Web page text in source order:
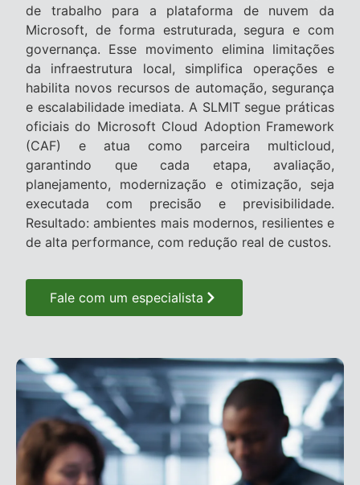
de trabalho para a plataforma de nuvem da
Microsoft, de forma estruturada, segura e com
governança. Esse movimento elimina limitações
da infraestrutura local, simplifica operações e
habilita novos recursos de automação, segurança
e escalabilidade imediata. A SLMIT segue práticas
oficiais do Microsoft Cloud Adoption Framework
(CAF) e atua como parceira multicloud,
garantindo que cada etapa, avaliação,
planejamento, modernização e otimização, seja
executada com precisão e previsibilidade.
Resultado: ambientes mais modernos, resilientes e
de alta performance, com redução real de custos.
Fale com um especialista